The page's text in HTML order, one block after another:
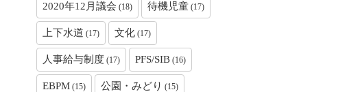
2020年12月議会 (18) 待機児童 (17)
上下水道 (17) 文化 (17)
人事給与制度 (17) PFS/SIB (16)
EBPM (15) 公園・みどり (15)